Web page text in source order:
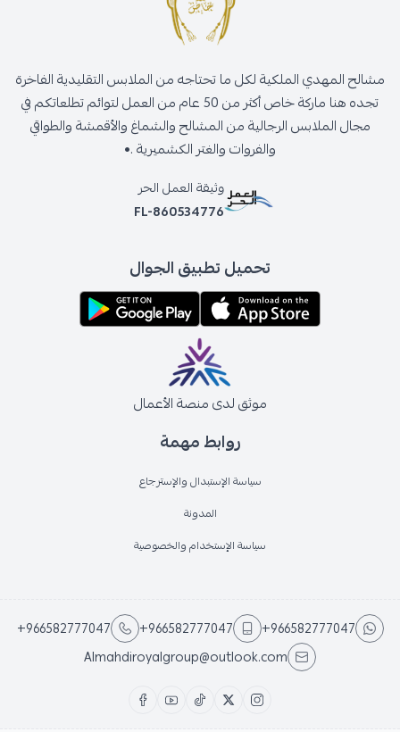
روابط مهمة
سياسة الإستبدال والإسترجاع
المدونة
سياسة الإستخدام والخصوصية
مشالح المهدي الملكية لكل ما تحتاجه من الملابس التقليدية الفاخرة
تجده هنا ماركة خاص أكثر من 50 عام من العمل لتوائم تطلعاتكم في
مجال الملابس الرجالية من المشالح والشماغ والأقمشة والطواقي
والفروات والغتر الكشميرية .•
وثيقة العمل الحر
FL-860534776
تحميل تطبيق الجوال
موثق لدى منصة الأعمال
+966582777047
+966582777047
+966582777047
Almahdiroyalgroup@outlook.com